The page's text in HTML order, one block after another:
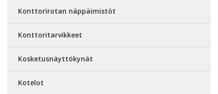
Konttorirotan näppäimistöt
Konttoritarvikkeet
Kosketusnäyttökynät
Kotelot